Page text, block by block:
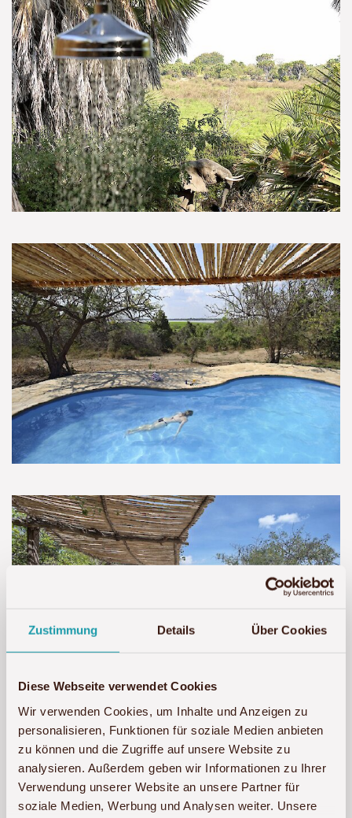
Zustimmung Details Über Cookies
Diese Webseite verwendet Cookies
Wir verwenden Cookies, um Inhalte und Anzeigen zu
personalisieren, Funktionen für soziale Medien anbieten
zu können und die Zugriffe auf unsere Website zu
analysieren. Außerdem geben wir Informationen zu Ihrer
Verwendung unserer Website an unsere Partner für
soziale Medien, Werbung und Analysen weiter. Unsere